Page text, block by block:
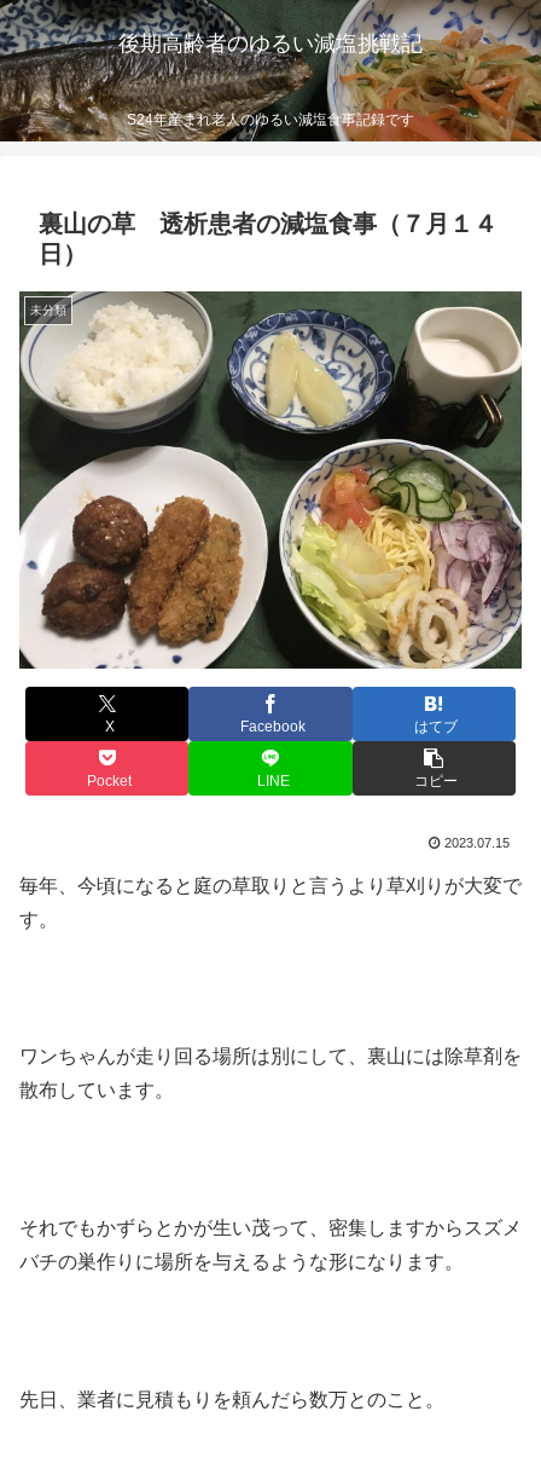
後期高齢者のゆるい減塩挑戦記
S24年産まれ老人のゆるい減塩食事記録です
裏山の草 透析患者の減塩食事（７月１４
日）
未分類
X Facebook はてブ
Pocket LINE コピー
2023.07.15
毎年、今頃になると庭の草取りと言うより草刈りが大変で
す。
ワンちゃんが走り回る場所は別にして、裏山には除草剤を
散布しています。
それでもかずらとかが生い茂って、密集しますからスズメ
バチの巣作りに場所を与えるような形になります。
先日、業者に見積もりを頼んだら数万とのこと。